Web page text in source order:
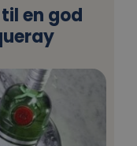
en god